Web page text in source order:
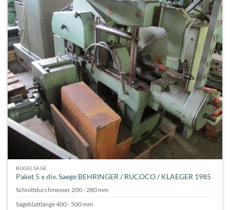
BÜGELSÄGE
Paket 5 x div. Saege BEHRINGER / RUCOCO / KLAEGER 1985
Schnittdurchmesser 200 - 280 mm
Sägeblattlänge 400 - 500 mm